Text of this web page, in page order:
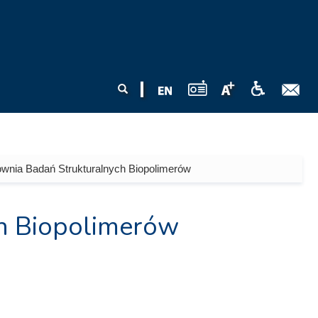
Szukaj
Badań Strukturalnych Biopolimerów
Biopolimerów